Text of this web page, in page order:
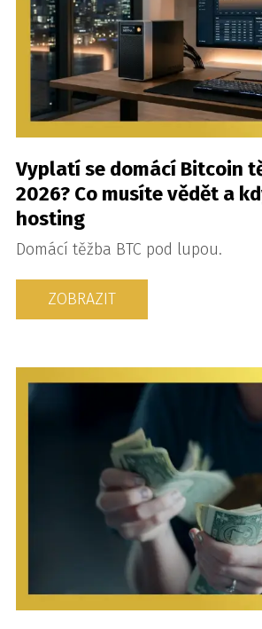
Vyplatí se domácí Bitcoin
2026? Co musíte vědět a
hosting
Domácí těžba BTC pod lupou.
ZOBRAZIT